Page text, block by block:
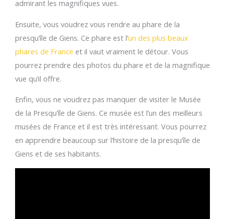
admirant les magnifiques vues.
Ensuite, vous voudrez vous rendre au phare de la
presqu’île de Giens. Ce phare est l’un des plus beaux
phares de France et il vaut vraiment le détour. Vous
pourrez prendre des photos du phare et de la magnifique
vue qu’il offre.
Enfin, vous ne voudrez pas manquer de visiter le Musée
de la Presqu’île de Giens. Ce musée est l’un des meilleurs
musées de France et il est très intéressant. Vous pourrez
en apprendre beaucoup sur l’histoire de la presqu’île de
Giens et de ses habitants.